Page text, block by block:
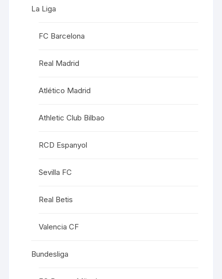
La Liga
FC Barcelona
Real Madrid
Atlético Madrid
Athletic Club Bilbao
RCD Espanyol
Sevilla FC
Real Betis
Valencia CF
Bundesliga